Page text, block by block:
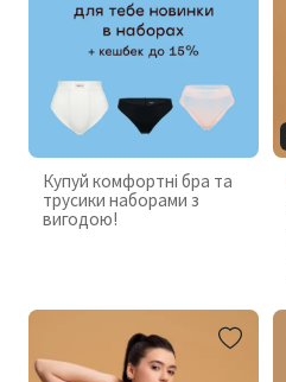
Купуй комфортні бра та
трусики наборами з
вигодою!